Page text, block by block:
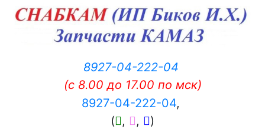
8927-04-222-04
(c 8.00 до 17.00 по мск)
8927-04-222-04,
(
, , )